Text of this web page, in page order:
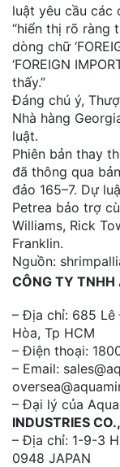
luật yêu cầu các
“hiển thị rõ ràng
dòng chữ
‘FOREIGN
thấy.”
Đáng chú ý,
Nhà hàng
luật.
Phiên bản thay
đã thông qua
đảo 165–7. Dự
Petrea bảo trợ
Williams, Rick
Franklin.
Nguồn:
CÔNG TY TNHH
– Địa chỉ: 685 Lê
Hòa, Tp HCM
– Điện thoại:
– Email:
– Đại lý của
INDUSTRIES
– Địa chỉ: 1-9-3
0948 JAPAN